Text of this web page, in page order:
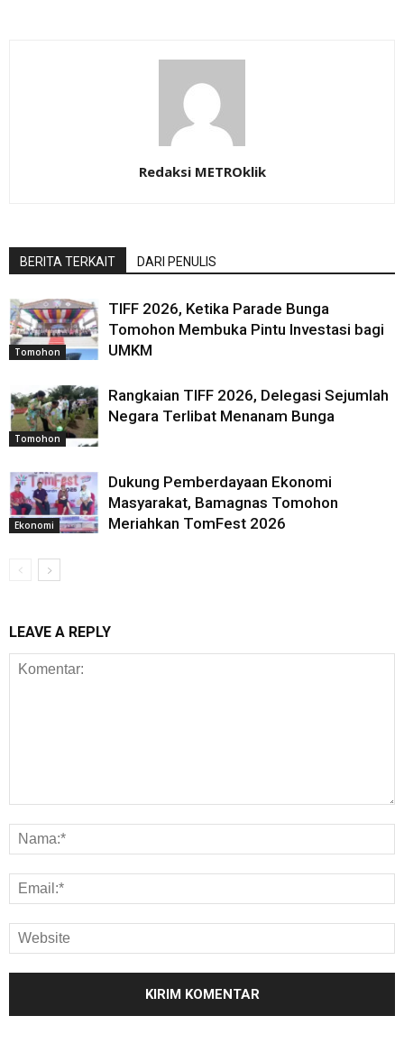
Redaksi METROklik
BERITA TERKAIT DARI PENULIS
Tomohon
TIFF 2026, Ketika Parade Bunga
Tomohon Membuka Pintu Investasi bagi
UMKM
Tomohon
Rangkaian TIFF 2026, Delegasi Sejumlah
Negara Terlibat Menanam Bunga
Ekonomi
Dukung Pemberdayaan Ekonomi
Masyarakat, Bamagnas Tomohon
Meriahkan TomFest 2026
LEAVE A REPLY